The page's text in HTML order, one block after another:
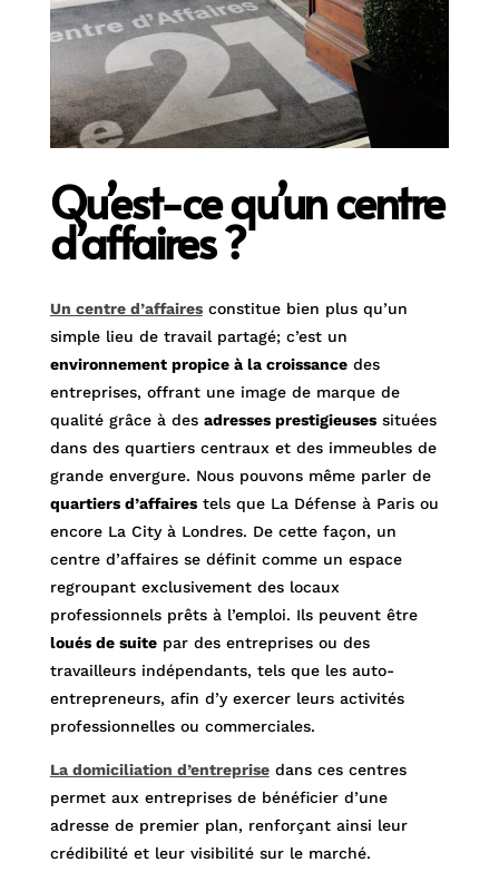
Qu’est-ce qu’un centre
d’affaires ?
Un centre d’affairesconstitue bien plus qu’un
simple lieu de travail partagé; c’est un
environnement propice à la croissancedes
entreprises, offrant une image de marque de
qualité grâce à des adresses prestigieusessituées
dans des quartiers centraux et des immeubles de
grande envergure. Nous pouvons même parler de
quartiers d’affairestels que La Défense à Paris ou
encore La City à Londres. De cette façon, un
centre d’affaires se définit comme un espace
regroupant exclusivement des locaux
professionnels prêts à l’emploi. Ils peuvent être
loués de suitepar des entreprises ou des
travailleurs indépendants, tels que les auto-
entrepreneurs, afin d’y exercer leurs activités
professionnelles ou commerciales.
La domiciliation d’entreprisedans ces centres
permet aux entreprises de bénéficier d’une
adresse de premier plan, renforçant ainsi leur
crédibilité et leur visibilité sur le marché.